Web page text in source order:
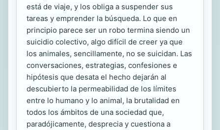
está de viaje, y los obliga a suspender sus
tareas y emprender la búsqueda. Lo que en
principio parece ser un robo termina siendo un
suicidio colectivo, algo difícil de creer ya que
los animales, sencillamente, no se suicidan. Las
conversaciones, estrategias, confesiones e
hipótesis que desata el hecho dejarán al
descubierto la permeabilidad de los límites
entre lo humano y lo animal, la brutalidad en
todos los ámbitos de una sociedad que,
paradójicamente, desprecia y cuestiona a